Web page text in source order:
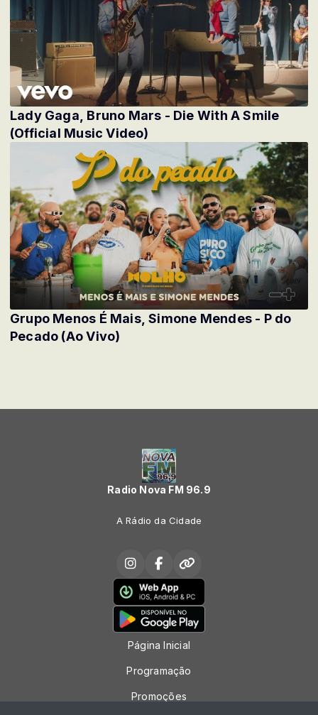
Lady Gaga, Bruno Mars - Die With A Smile
(Official Music Video)
Grupo Menos É Mais, Simone Mendes - P do
Pecado (Ao Vivo)
Radio Nova FM 96.9
A Rádio da Cidade
Página Inicial
Programação
Promoções